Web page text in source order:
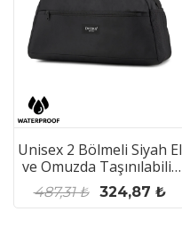
Unisex 2 Bölmeli Siyah El
ve Omuzda Taşınılabilir
Günlük Seyahat Gym
Fitness ve Spor Çantası
487,31 ₺ 324,87 ₺